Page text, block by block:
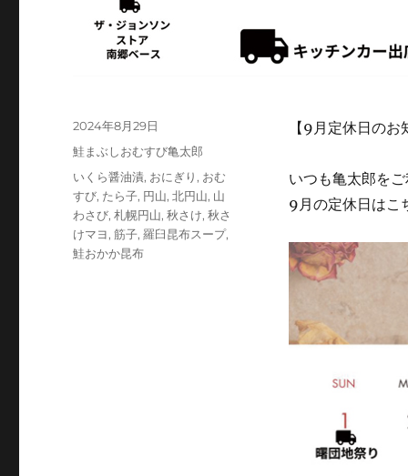
【9月定休日のお
いつも亀太郎を
9月の定休日はこ
投
稿
2024年8月29日
カ
ゴ
リ
鮭まぶしおむすび亀太郎
タ
グ
いくら醤油漬, おにぎり , おむ
すび, たら子, 円山,北円山, 山
わさび,札幌円山,秋さけ,秋さ
けマヨ,筋子,羅臼昆布スープ,
鮭おかか昆布